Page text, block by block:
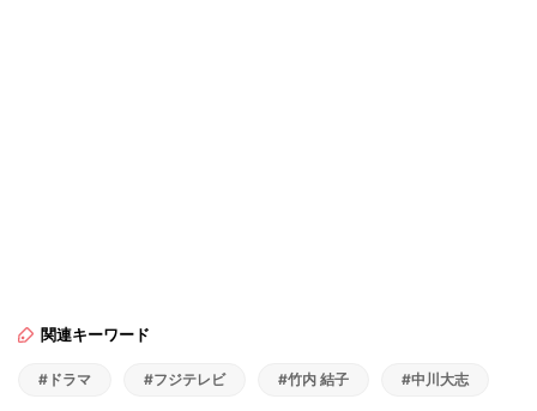
関連キーワード
#ドラマ #フジテレビ #竹内 結子 #中川大志